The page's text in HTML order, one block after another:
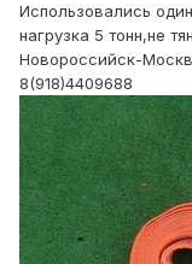
Использовались
нагрузка 5 тонн,не
Новороссийск-
8(918)4409688